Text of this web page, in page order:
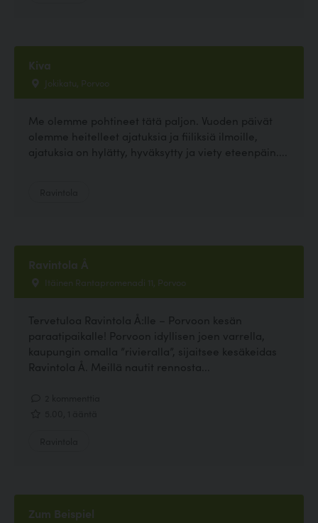
Kiva
Jokikatu, Porvoo
Me olemme pohtineet tätä paljon. Vuoden päivät
olemme heitelleet ajatuksia ja fiiliksiä ilmoille,
ajatuksia on hylätty, hyväksytty ja viety eteenpäin....
Ravintola Å
Itäinen Rantapromenadi 11, Porvoo
Tervetuloa Ravintola Å:lle – Porvoon kesän
paraatipaikalle! Porvoon idyllisen joen varrella,
kaupungin omalla ”rivieralla”, sijaitsee kesäkeidas
Ravintola Å. Meillä nautit rennosta...
Zum Beispiel